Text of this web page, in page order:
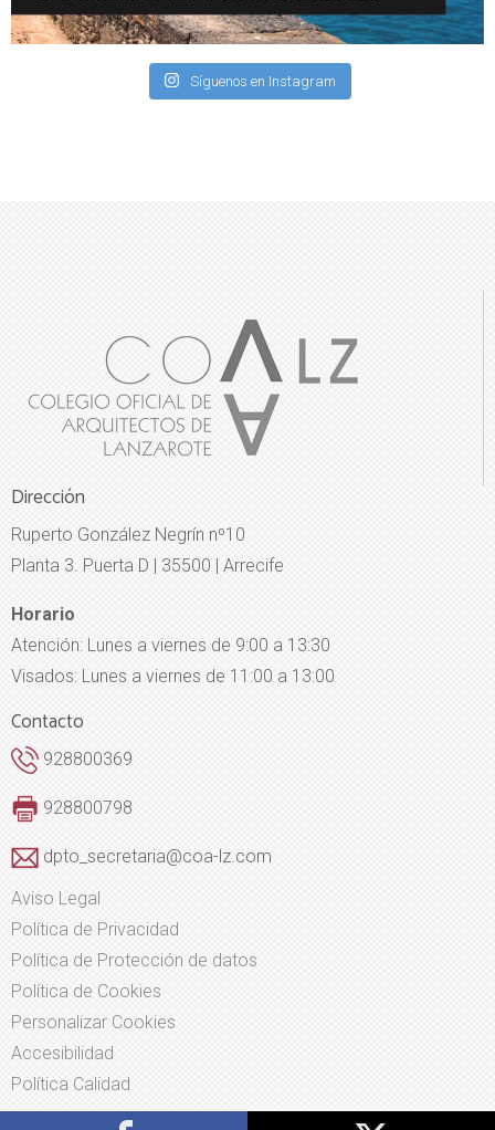
Síguenos en Instagram
Dirección
Ruperto González Negrín nº10
Planta 3. Puerta D | 35500 | Arrecife
Horario
Atención: Lunes a viernes de 9:00 a 13:30
Visados: Lunes a viernes de 11:00 a 13:00
Contacto
928800369
928800798
dpto_secretaria@coa-lz.com
Aviso Legal
Política de Privacidad
Política de Protección de datos
Política de Cookies
Personalizar Cookies
Accesibilidad
Política Calidad